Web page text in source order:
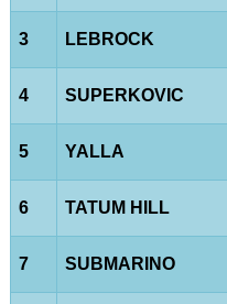
3 LEBROCK
4 SUPERKOVIC
5 YALLA
6 TATUM HILL
7 SUBMARINO